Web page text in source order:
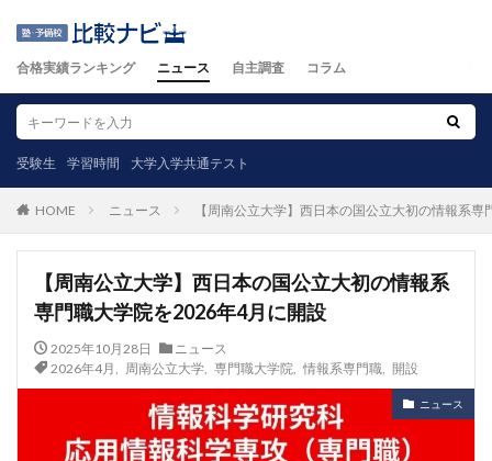
合格実績ランキング ニュース 自主調査 コラム
受験生 学習時間 大学入学共通テスト
HOME ニュース 【周南公立大学】西日本の国公立大初の情報系
【周南公立大学】西日本の国公立大初の情報系
専門職大学院を2026年4月に開設
2025年10月28日
ニュース
2026年4月
周南公立大学, 専門職大学院, 情報系専門職 開設
ニュース